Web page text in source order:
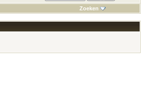
Zoeken